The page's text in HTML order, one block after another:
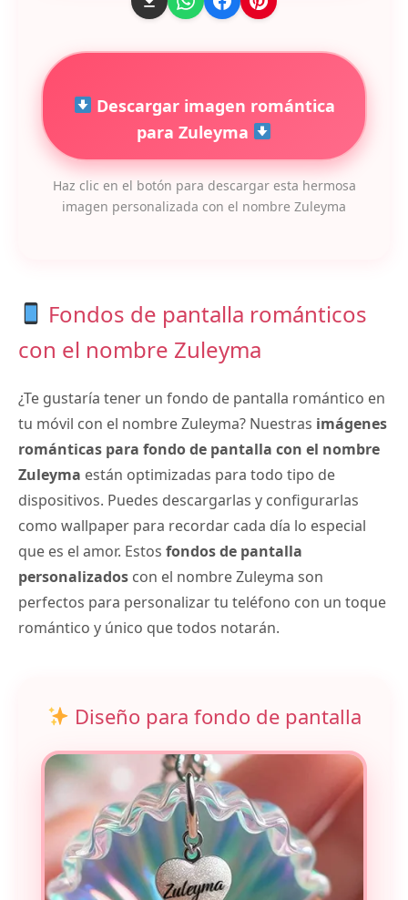
Descargar imagen romántica
para Zuleyma
Haz clic en el botón para descargar esta hermosa
imagen personalizada con el nombre Zuleyma
Fondos de pantalla románticos
con el nombre Zuleyma
¿Te gustaría tener un fondo de pantalla romántico en
tu móvil con el nombre Zuleyma? Nuestras imágenes
románticas para fondo de pantalla con el nombre
Zuleyma están optimizadas para todo tipo de
dispositivos. Puedes descargarlas y configurarlas
como wallpaper para recordar cada día lo especial
que es el amor. Estos fondos de pantalla
personalizados con el nombre Zuleyma son
perfectos para personalizar tu teléfono con un toque
romántico y único que todos notarán.
Diseño para fondo de pantalla